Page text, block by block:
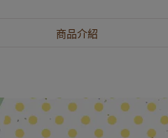
商品介紹